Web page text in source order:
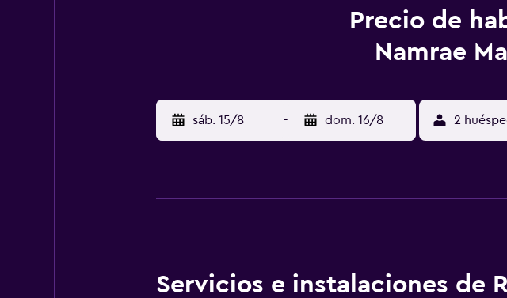
Precio de
Namrae
sáb. 15/8 - dom. 16/8 2
Servicios e instalaciones de